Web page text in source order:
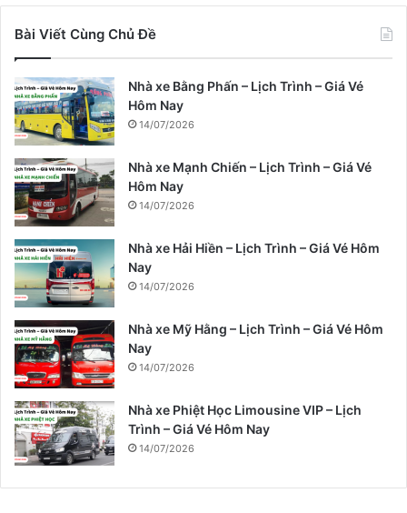
Bài Viết Cùng Chủ Đề
Nhà xe Bằng Phấn – Lịch Trình – Giá Vé
Hôm Nay
14/07/2026
Nhà xe Mạnh Chiến – Lịch Trình – Giá Vé
Hôm Nay
14/07/2026
Nhà xe Hải Hiền – Lịch Trình – Giá Vé Hôm
Nay
14/07/2026
Nhà xe Mỹ Hằng – Lịch Trình – Giá Vé Hôm
Nay
14/07/2026
Nhà xe Phiệt Học Limousine VIP – Lịch
Trình – Giá Vé Hôm Nay
14/07/2026